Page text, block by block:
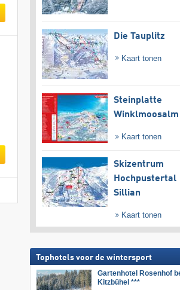
Die Tauplitz
Kaart tonen
Steinplatte
Winklmoosalm
Kaart tonen
Skizentrum
Hochpustertal
Sillian
Kaart tonen
Tophotels voor de wintersport
Gartenhotel Rosenhof
Kitzbühel ***